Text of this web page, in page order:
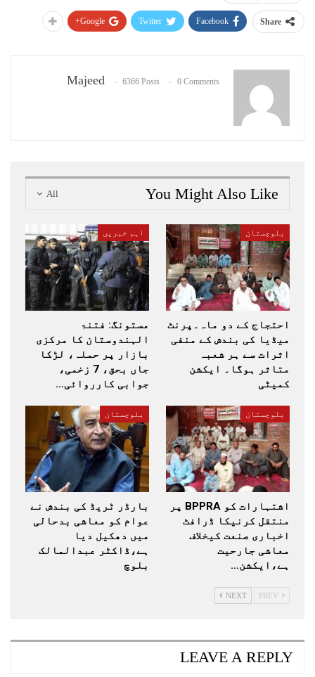
Share
Facebook
Twitter
Google+
Majeed 6366 Posts 0 Comments
All You Might Also Like
بلوچستان
احتجاج کے دو ماہ۔پرنٹ
میڈیا کی بندش کے منفی
اثرات سے ہر شعبہ
متاثر ہوگا۔ ایکشن
کمیٹی
اہم خبریں
مستونگ: فتنۃ
الہندوستان کا مرکزی
بازار پر حملہ، لڑکا
جاں بحق، 7 زخمی،
جوابی کارروائی…
بلوچستان
اشتہارات کو BPPRA پر
منتقل کرنیکا ڈرافٹ
اخباری صنعت کیخلاف
معاشی جارحیت
ہے،ایکشن…
بلوچستان
بارڈر ٹریڈ کی بندش نے
عوام کو معاشی بدحالی
میں دھکیل دیا
ہے،ڈاکٹر عبدالمالک
بلوچ
NEXT
LEAVE A REPLY